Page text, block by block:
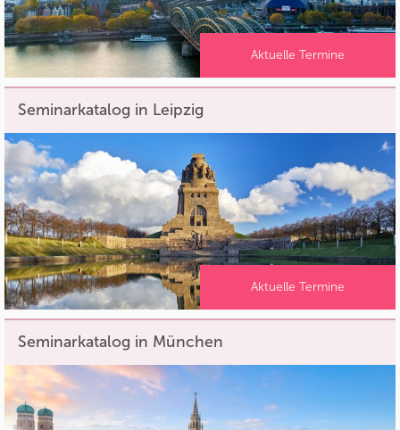
Aktuelle Termine
Seminarkatalog in Leipzig
Aktuelle Termine
Seminarkatalog in München